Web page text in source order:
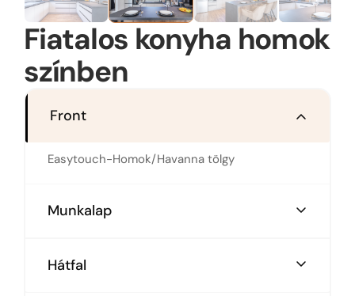
Bemutatóterem
Fiatalos konyha homok
színben
Front
Easytouch-Homok/Havanna tölgy
Munkalap
Hátfal